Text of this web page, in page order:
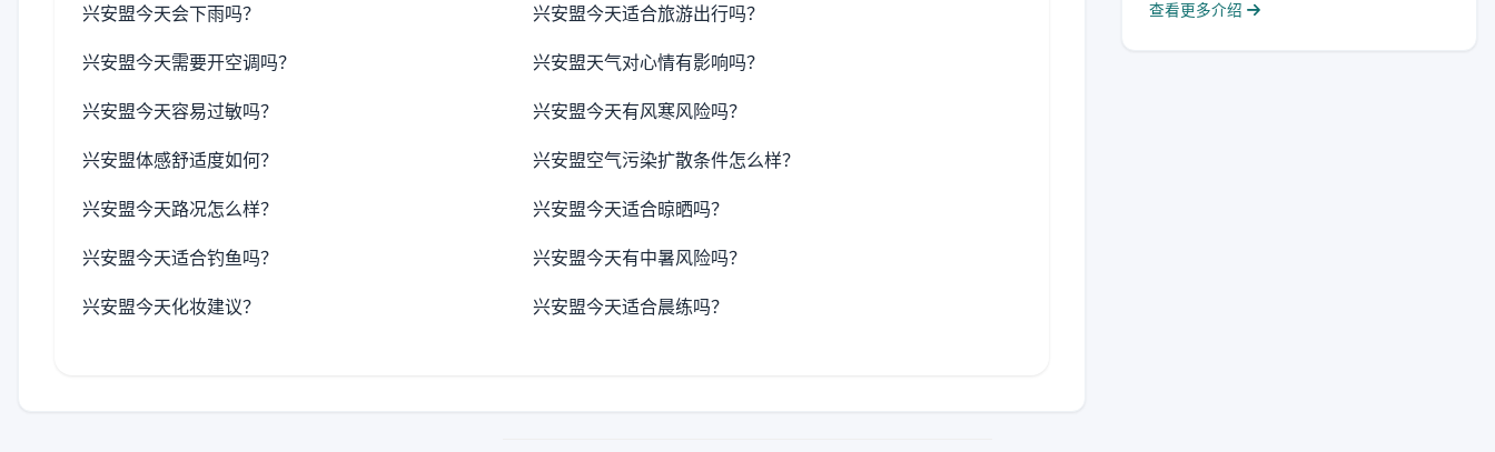
兴安盟今天会下雨吗？ 兴安盟今天适合旅游出行吗？
兴安盟今天需要开空调吗？ 兴安盟天气对心情有影响吗？
兴安盟今天容易过敏吗？ 兴安盟今天有风寒风险吗？
兴安盟体感舒适度如何？ 兴安盟空气污染扩散条件怎么样？
兴安盟今天路况怎么样？ 兴安盟今天适合晾晒吗？
兴安盟今天适合钓鱼吗？ 兴安盟今天有中暑风险吗？
兴安盟今天化妆建议？ 兴安盟今天适合晨练吗？
查看更多介绍